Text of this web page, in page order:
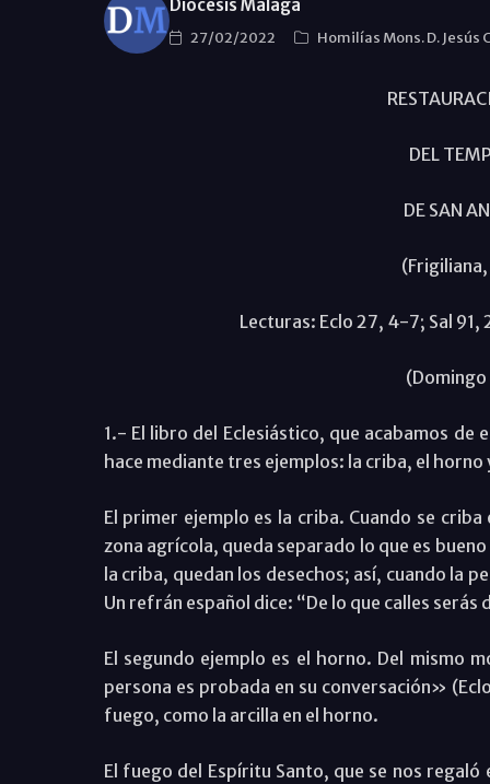
Diócesis Málaga
27/02/2022 Homilías Mons. D. Jesús
DEL
DE SAN
Lecturas: Eclo 27, 4-7; Sal
1.- El libro del Eclesiástico, que acabamos de
hace mediante tres ejemplos: la criba, el horno
El primer ejemplo es la criba. Cuando se
zona agrícola, queda separado lo que es
la criba, quedan los desechos; así, cuando la
Un refrán español dice: “De lo que calles serás
El segundo ejemplo es el horno. Del mismo
persona es probada en su conversación»
fuego, como la arcilla en el horno.
El fuego del Espíritu Santo, que se nos